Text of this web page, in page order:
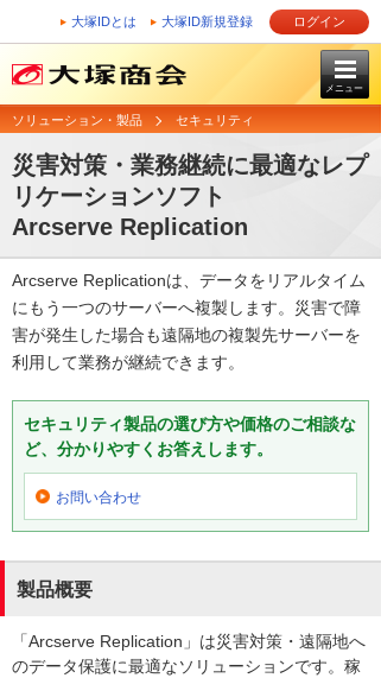
大塚IDとは 大塚ID新規登録 ログイン
メニュー
ソリューション・製品 セキュリティ
災害対策・業務継続に最適なレプ
リケーションソフト
Arcserve Replication
Arcserve Replicationは、データをリアルタイム
にもう一つのサーバーへ複製します。災害で障
害が発生した場合も遠隔地の複製先サーバーを
利用して業務が継続できます。
セキュリティ製品の選び方や価格のご相談な
ど、分かりやすくお答えします。
お問い合わせ
製品概要
「Arcserve Replication」は災害対策・遠隔地へ
のデータ保護に最適なソリューションです。稼